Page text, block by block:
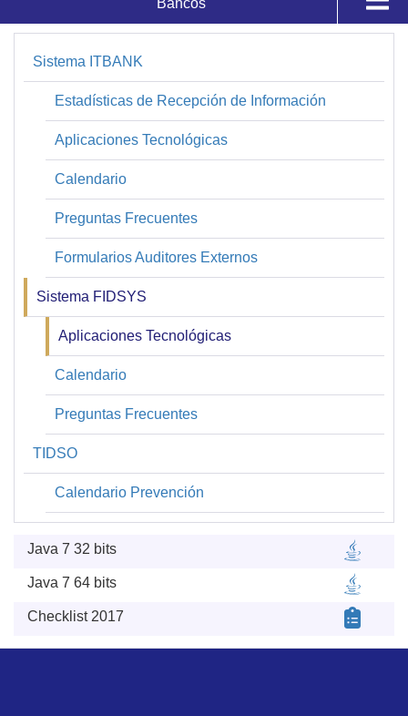
Supervisados y Registros
Bancos
Registros
Calificaciones de Bancos
Sistemas
Sistema ITBANK
Estadísticas de Recepción de Información
Aplicaciones Tecnológicas
Calendario
Preguntas Frecuentes
Formularios Auditores Externos
Sistema FIDSYS
Aplicaciones Tecnológicas
Calendario
Preguntas Frecuentes
TIDSO
Calendario Prevención
Java 7 32 bits
Java 7 64 bits
Checklist 2017